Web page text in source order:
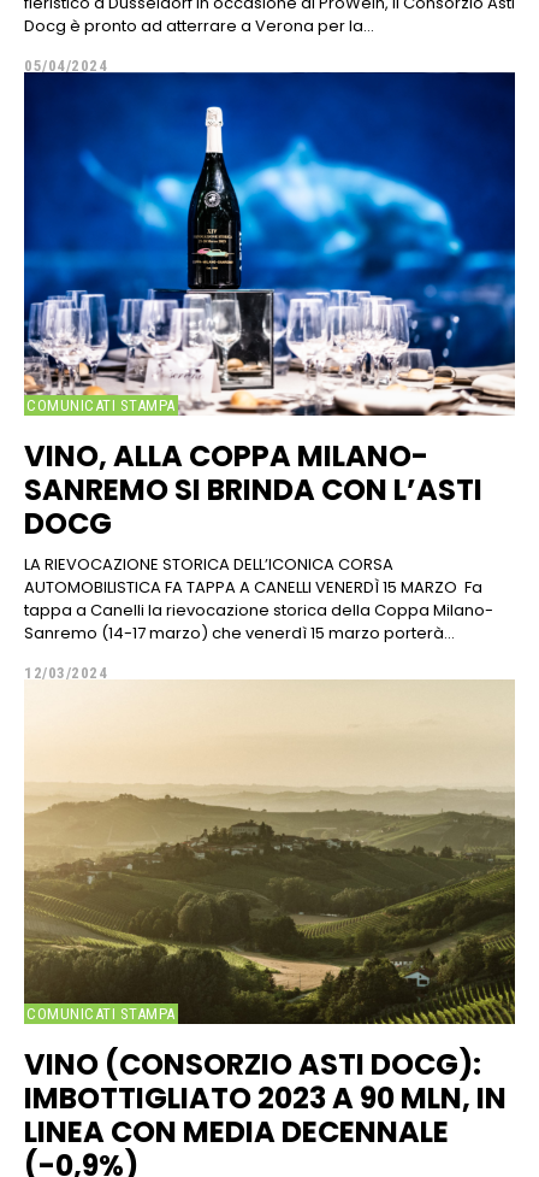
Docg è pronto ad atterrare a Verona per la...
05/04/2024
COMUNICATI STAMPA
VINO, ALLA COPPA MILANO-
SANREMO SI BRINDA CON L’ASTI
DOCG
LA RIEVOCAZIONE STORICA DELL’ICONICA CORSA
AUTOMOBILISTICA FA TAPPA A CANELLI VENERDÌ 15 MARZO Fa
tappa a Canelli la rievocazione storica della Coppa Milano-
Sanremo (14-17 marzo) che venerdì 15 marzo porterà...
12/03/2024
COMUNICATI STAMPA
VINO (CONSORZIO ASTI DOCG):
IMBOTTIGLIATO 2023 A 90 MLN, IN
LINEA CON MEDIA DECENNALE
(-0,9%)